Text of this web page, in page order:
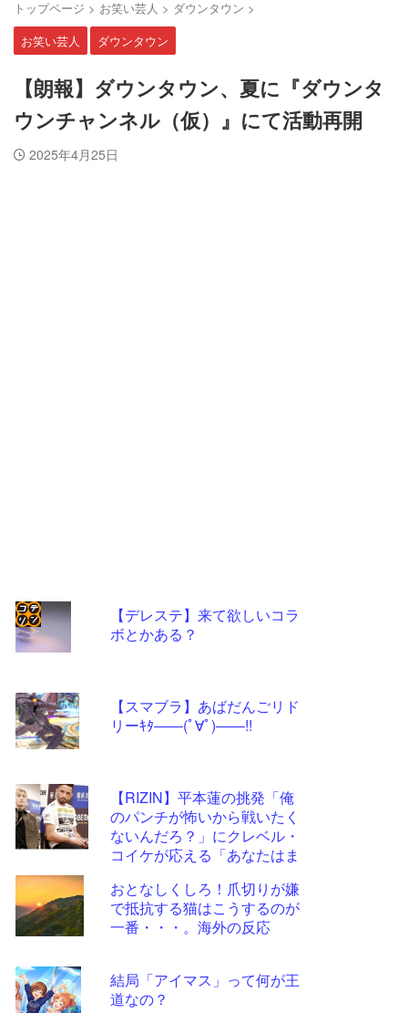
トップページ > お笑い芸人 > ダウンタウン >
お笑い芸人
ダウンタウン
【朗報】ダウンタウン、夏に『ダウンタ
ウンチャンネル（仮）』にて活動再開
2025年4月25日
【デレステ】来て欲しいコラ
ボとかある？
【スマブラ】あばだんごリド
リーｷﾀ――(ﾟ∀ﾟ)――!!
【RIZIN】平本蓮の挑発「俺
のパンチが怖いから戦いたく
ないんだろ？」にクレベル・
コイケが応える「あなたはま
おとなしくしろ！爪切りが嫌
で抵抗する猫はこうするのが
一番・・・。海外の反応
結局「アイマス」って何が王
道なの？
コテ
- 固
定リ
ンク
更新
ツー
ル